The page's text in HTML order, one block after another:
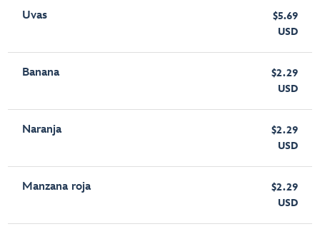
Uvas
$5.69
USD
Banana
$2.29
USD
Naranja
$2.29
USD
Manzana roja
$2.29
USD